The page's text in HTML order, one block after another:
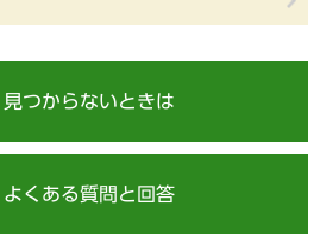
見つからないときは
よくある質問と回答